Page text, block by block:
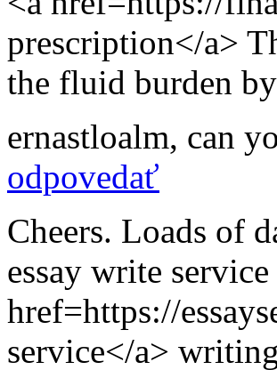
prescription</a>
the fluid burden
ernastloalm, can
odpovedať
Cheers. Loads of
essay write service
href=https://
service</a>